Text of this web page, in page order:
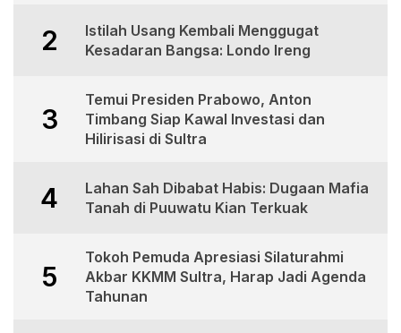
2
Istilah Usang Kembali Menggugat
Kesadaran Bangsa: Londo Ireng
3
Temui Presiden Prabowo, Anton
Timbang Siap Kawal Investasi dan
Hilirisasi di Sultra
4
Lahan Sah Dibabat Habis: Dugaan Mafia
Tanah di Puuwatu Kian Terkuak
5
Tokoh Pemuda Apresiasi Silaturahmi
Akbar KKMM Sultra, Harap Jadi Agenda
Tahunan